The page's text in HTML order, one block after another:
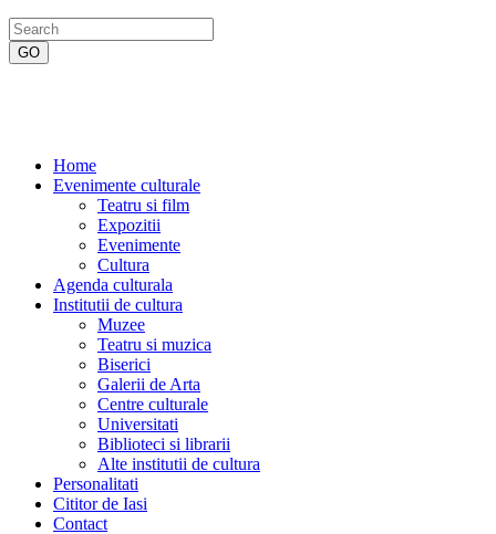
Home
Evenimente culturale
Teatru si film
Expozitii
Evenimente
Cultura
Agenda culturala
Institutii de cultura
Muzee
Teatru si muzica
Biserici
Galerii de Arta
Centre culturale
Universitati
Biblioteci si librarii
Alte institutii de cultura
Personalitati
Cititor de Iasi
Contact